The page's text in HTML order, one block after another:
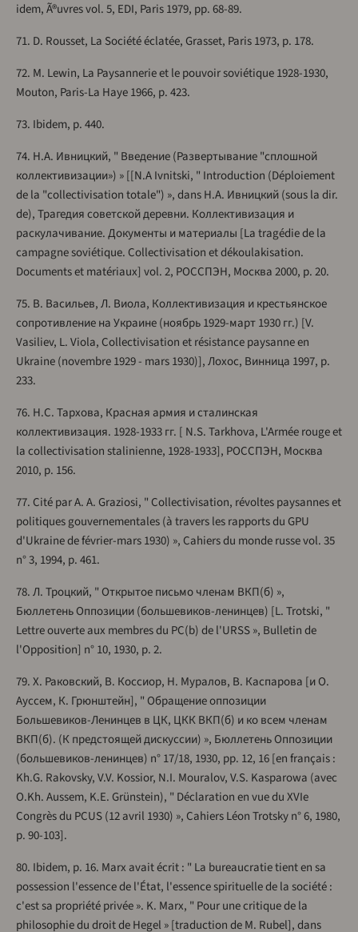
idem, Ã®uvres vol. 5, EDI, Paris 1979, pp. 68-89.
71. D. Rousset, La Société éclatée, Grasset, Paris 1973, p. 178.
72. M. Lewin, La Paysannerie et le pouvoir soviétique 1928-1930,
Mouton, Paris-La Haye 1966, p. 423.
73. Ibidem, p. 440.
74. Н.А. Ивницкий, " Введение (Развертывание "сплошной
коллективизации») » [[N.A Ivnitski, " Introduction (Déploiement
de la "collectivisation totale") », dans Н.А. Ивницкий (sous la dir.
de), Трагедия советской деревни. Коллективизация и
раскулачивание. Документы и материалы [La tragédie de la
campagne soviétique. Collectivisation et dékoulakisation.
Documents et matériaux] vol. 2, РОССПЭН, Москва 2000, p. 20.
75. В. Васильев, Л. Виола, Коллективизация и крестьянское
сопротивление на Украине (ноябрь 1929-март 1930 гг.) [V.
Vasiliev, L. Viola, Collectivisation et résistance paysanne en
Ukraine (novembre 1929 - mars 1930)], Лохос, Винница 1997, p.
233.
76. Н.С. Тархова, Красная армия и сталинская
коллективизация. 1928-1933 гг. [ N.S. Tarkhova, L'Armée rouge et
la collectivisation stalinienne, 1928-1933], РОССПЭН, Москва
2010, p. 156.
77. Cité par A. A. Graziosi, " Collectivisation, révoltes paysannes et
politiques gouvernementales (à travers les rapports du GPU
d'Ukraine de février-mars 1930) », Cahiers du monde russe vol. 35
n° 3, 1994, p. 461.
78. Л. Троцкий, " Открытое письмо членам ВКП(б) »,
Бюллетень Оппозиции (большевиков-ленинцев) [L. Trotski, "
Lettre ouverte aux membres du PC(b) de l'URSS », Bulletin de
l'Opposition] n° 10, 1930, p. 2.
79. Х. Раковский, В. Коссиор, Н. Муралов, В. Каспарова [и О.
Ауссем, К. Грюнштейн], " Обращение оппозиции
Большевиков-Ленинцев в ЦК, ЦКК ВКП(б) и ко всем членам
ВКП(б). (К предстоящей дискуссии) », Бюллетень Оппозиции
(большевиков-ленинцев) n° 17/18, 1930, pp. 12, 16 [en français :
Kh.G. Rakovsky, V.V. Kossior, N.I. Mouralov, V.S. Kasparowa (avec
O.Kh. Aussem, K.E. Grünstein), " Déclaration en vue du XVIe
Congrès du PCUS (12 avril 1930) », Cahiers Léon Trotsky n° 6, 1980,
p. 90-103].
80. Ibidem, p. 16. Marx avait écrit : " La bureaucratie tient en sa
possession l'essence de l'État, l'essence spirituelle de la société :
c'est sa propriété privée ». K. Marx, " Pour une critique de la
philosophie du droit de Hegel » [traduction de M. Rubel], dans